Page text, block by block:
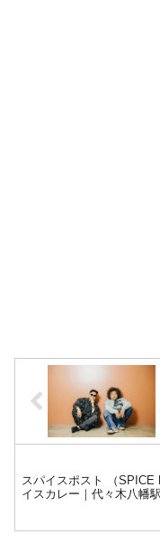
スパイスポスト （SPICE
イスカレー｜代々木八幡